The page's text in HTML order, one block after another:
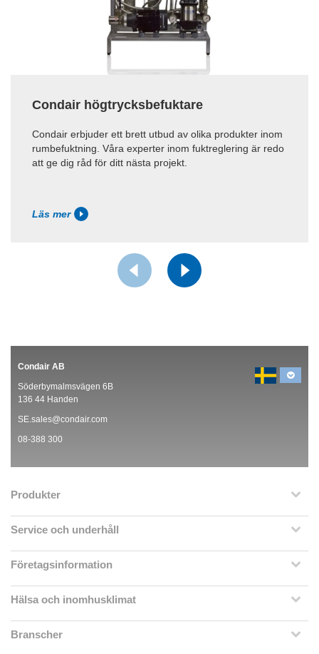
Condair högtrycksbefuktare
Condair erbjuder ett brett utbud av olika produkter inom
rumbefuktning. Våra experter inom fuktreglering är redo
att ge dig råd för ditt nästa projekt.
Läs mer
Condair AB
Söderbymalmsvägen 6B
136 44 Handen
SE.sales@condair.com
08-388 300
Produkter
Service och underhåll
Företagsinformation
Hälsa och inomhusklimat
Branscher